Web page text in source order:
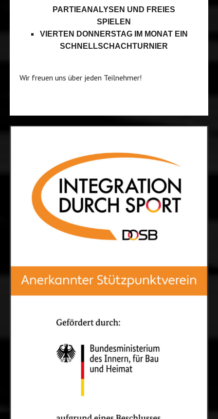
PARTIEANALYSEN UND FREIES
SPIELEN
VIERTEN DONNERSTAG IM MONAT EIN
SCHNELLSCHACHTURNIER
Wir freuen uns über jeden Teilnehmer!